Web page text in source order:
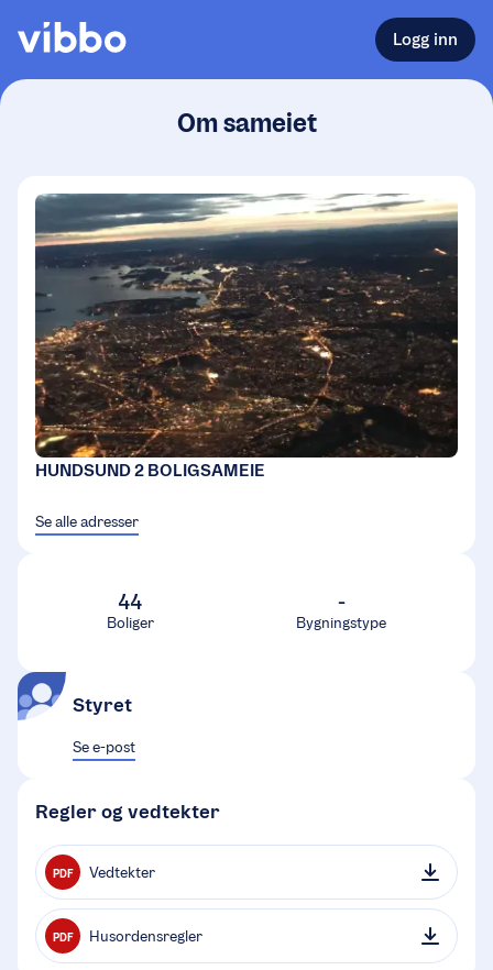
Logg inn
Om sameiet
HUNDSUND 2 BOLIGSAMEIE
Se alle adresser
44
Boliger
-
Bygningstype
Styret
Se e-post
Regler og vedtekter
PDF Vedtekter
PDF Husordensregler